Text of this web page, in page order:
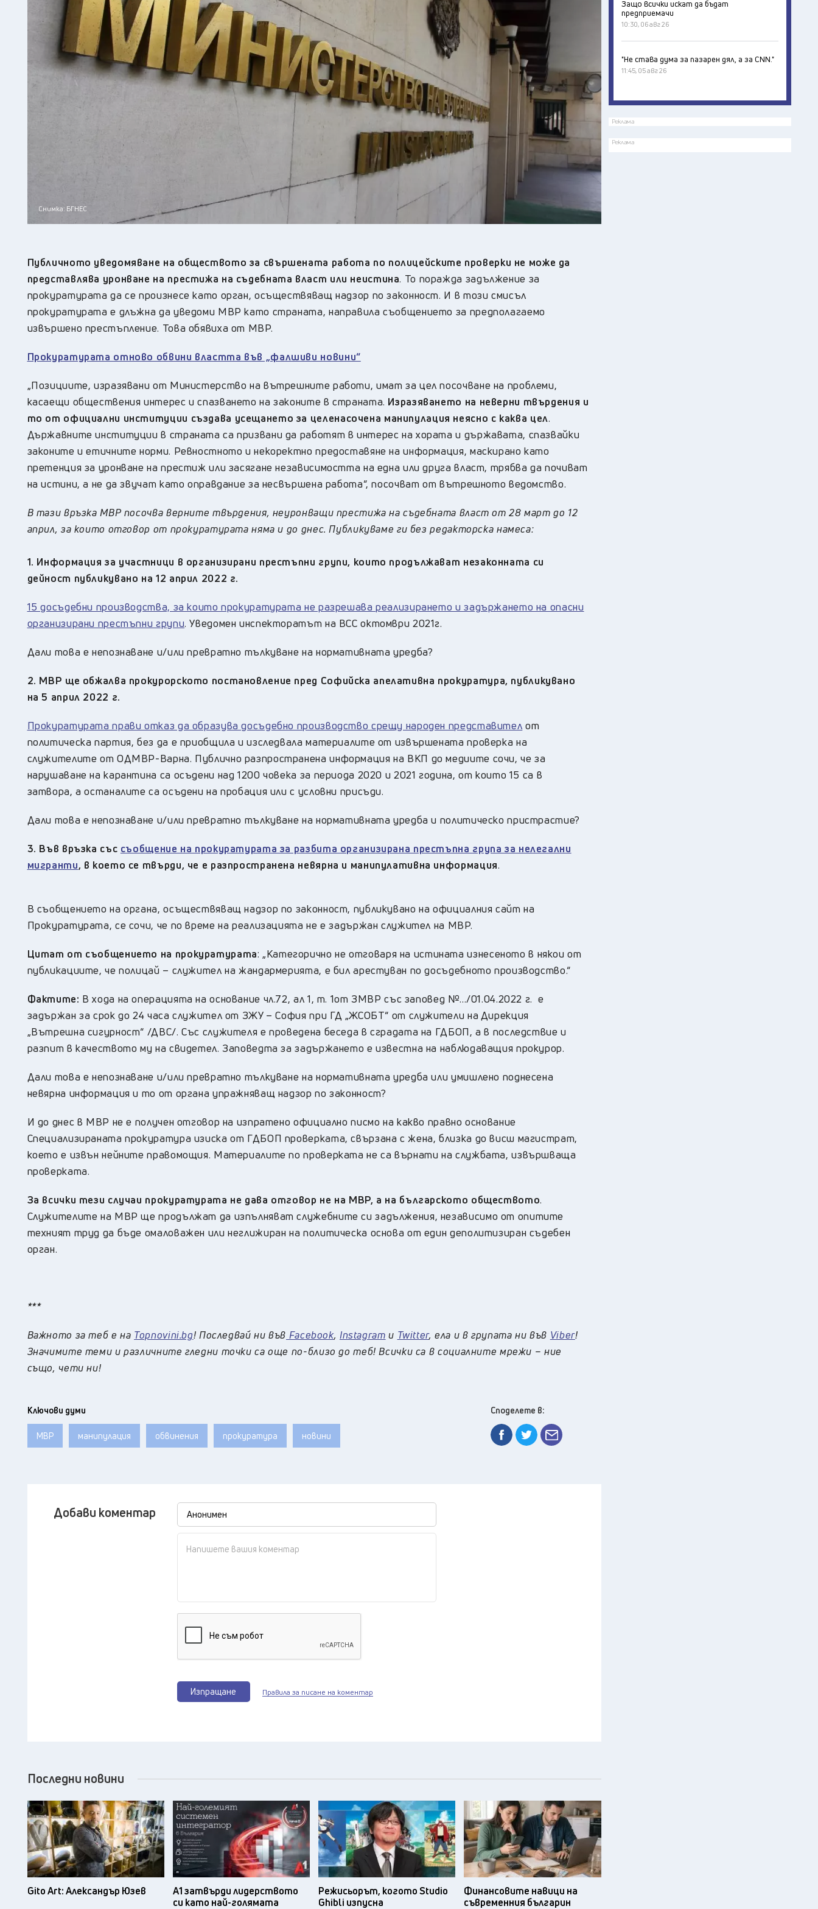
Перник
Плевен, 22
Пловдив 21°C
Разград, 20°C
Русе 20 °C
Силистра 19 °C
Сливен , 19°C
Смолян ,
Стара Загора , 22°C
Търговище, 19°C
23 °C
Ямбол, 20°C
Снимка: БГНЕС
Публичното уведомяване на обществото за свършената работа по полицейските проверки не може да
представлява уронване на престижа на съдебната власт или неистина. То поражда задължение за
прокуратурата да се произнесе като орган, осъществяващ надзор по законност. И в този смисъл
прокуратурата е длъжна да уведоми МВР като страната, направила съобщението за предполагаемо
извършено престъпление. Това обявиха от МВР.
Прокуратурата отново обвини властта във „фалшиви новини“
„Позициите, изразявани от Министерство на вътрешните работи, имат за цел посочване на проблеми,
касаещи обществения интерес и спазването на законите в страната. Изразяването на неверни твърдения и
то от официални институции създава усещането за целенасочена манипулация неясно с каква цел.
Държавните институции в страната са призвани да работят в интерес на хората и държавата, спазвайки
законите и етичните норми. Ревностното и некоректно предоставяне на информация, маскирано като
претенция за уронване на престиж или засягане независимостта на една или друга власт, трябва да почиват
на истини, а не да звучат като оправдание за несвършена работа“, посочват от вътрешното ведомство.
В тази връзка МВР посочва верните твърдения, неуронващи престижа на съдебната власт от 28 март до 12
април, за които отговор от прокуратурата няма и до днес. Публикуваме ги без редакторска намеса:
1. Информация за участници в организирани престъпни групи, които продължават незаконната си
дейност публикувано на 12 април 2022 г.
15 досъдебни производства, за които прокуратурата не разрешава реализирането и задържането на опасни
организирани престъпни групи. Уведомен инспекторатът на ВСС октомври 2021г.
Дали това е непознаване и/или превратно тълкуване на нормативната уредба?
2. МВР ще обжалва прокурорското постановление пред Софийска апелативна прокуратура, публикувано
на 5 април 2022 г.
Прокуратурата прави отказ да образува досъдебно производство срещу народен представител от
политическа партия, без да е приобщила и изследвала материалите от извършената проверка на
служителите от ОДМВР-Варна. Публично разпространена информация на ВКП до медиите сочи, че за
нарушаване на карантина са осъдени над 1200 човека за периода 2020 и 2021 година, от които 15 са в
затвора, а останалите са осъдени на пробация или с условни присъди.
Дали това е непознаване и/или превратно тълкуване на нормативната уредба и политическо пристрастие?
3. Във връзка със съобщение на прокуратурата за разбита организирана престъпна група за нелегални
мигранти, в което се твърди, че е разпространена невярна и манипулативна информация.
В съобщението на органа, осъществяващ надзор по законност, публикувано на официалния сайт на
Прокуратурата, се сочи, че по време на реализацията не е задържан служител на МВР.
Цитат от съобщението на прокуратурата: „Категорично не отговаря на истината изнесеното в някои от
публикациите, че полицай – служител на жандармерията, е бил арестуван по досъдебното производство.“
Фактите: В хода на операцията на основание чл.72, ал 1, т. 1от ЗМВР със заповед №…/01.04.2022 г. е
задържан за срок до 24 часа служител от ЗЖУ – София при ГД „ЖСОБТ“ от служители на Дирекция
„Вътрешна сигурност“ /ДВС/. Със служителя е проведена беседа в сградата на ГДБОП, а в последствие и
разпит в качеството му на свидетел. Заповедта за задържането е известна на наблюдаващия прокурор.
Дали това е непознаване и/или превратно тълкуване на нормативната уредба или умишлено поднесена
невярна информация и то от органа упражняващ надзор по законност?
И до днес в МВР не е получен отговор на изпратено официално писмо на какво правно основание
Специализираната прокуратура изиска от ГДБОП проверката, свързана с жена, близка до висш магистрат,
което е извън нейните правомощия. Материалите по проверката не са върнати на службата, извършваща
проверката.
За всички тези случаи прокуратурата не дава отговор не на МВР, а на българското обществото.
Служителите на МВР ще продължат да изпълняват служебните си задължения, независимо от опитите
техният труд да бъде омаловажен или неглижиран на политическа основа от един деполитизиран съдебен
орган.
***
Важното за теб е на Topnovini.bg! Последвай ни във Facebook, Instagram и Twitter, ела и в групата ни във Viber!
Значимите теми и различните гледни точки са още по-близо до теб! Всички са в социалните мрежи – ние
също, чети ни!
Ключови думи
МВР манипулация обвинения прокуратура новини
Споделете в:
Добави коментар
Изпращане Правила за писане на коментар
Последни новини
Gito Art: Александър Юзев
А1 затвърди лидерството
си като най-голямата
Режисьорът, когото Studio
Ghibli изпусна
Финансовите навици на
съвременния българин
Защо всички искат да бъдат
предприемачи
10:30, 06 авг 26
"Не става дума за пазарен дял, а за CNN."
11:45, 05 авг 26
Реклама
Реклама